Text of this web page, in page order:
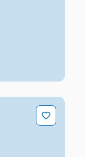
Lügenpresse!